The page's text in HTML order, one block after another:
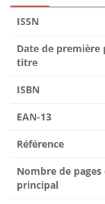
ISSN
Date de
titre
ISBN
EAN-13
Référence
Nombre de
principal